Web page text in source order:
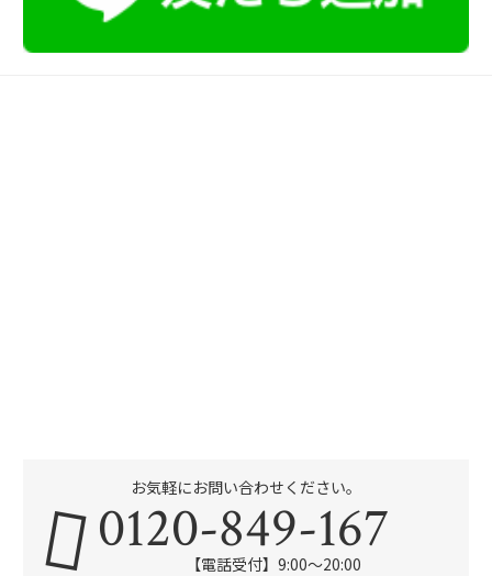
お気軽にお問い合わせください。
0120-849-167
【電話受付】9:00〜20:00